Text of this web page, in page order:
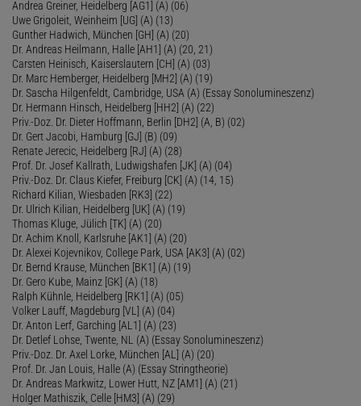
Andrea Greiner, Heidelberg [AG1] (A) (06)
Uwe Grigoleit, Weinheim [UG] (A) (13)
Gunther Hadwich, München [GH] (A) (20)
Dr. Andreas Heilmann, Halle [AH1] (A) (20, 21)
Carsten Heinisch, Kaiserslautern [CH] (A) (03)
Dr. Marc Hemberger, Heidelberg [MH2] (A) (19)
Dr. Sascha Hilgenfeldt, Cambridge, USA (A) (Essay Sonolumineszenz)
Dr. Hermann Hinsch, Heidelberg [HH2] (A) (22)
Priv.-Doz. Dr. Dieter Hoffmann, Berlin [DH2] (A, B) (02)
Dr. Gert Jacobi, Hamburg [GJ] (B) (09)
Renate Jerecic, Heidelberg [RJ] (A) (28)
Prof. Dr. Josef Kallrath, Ludwigshafen [JK] (A) (04)
Priv.-Doz. Dr. Claus Kiefer, Freiburg [CK] (A) (14, 15)
Richard Kilian, Wiesbaden [RK3] (22)
Dr. Ulrich Kilian, Heidelberg [UK] (A) (19)
Thomas Kluge, Jülich [TK] (A) (20)
Dr. Achim Knoll, Karlsruhe [AK1] (A) (20)
Dr. Alexei Kojevnikov, College Park, USA [AK3] (A) (02)
Dr. Bernd Krause, München [BK1] (A) (19)
Dr. Gero Kube, Mainz [GK] (A) (18)
Ralph Kühnle, Heidelberg [RK1] (A) (05)
Volker Lauff, Magdeburg [VL] (A) (04)
Dr. Anton Lerf, Garching [AL1] (A) (23)
Dr. Detlef Lohse, Twente, NL (A) (Essay Sonolumineszenz)
Priv.-Doz. Dr. Axel Lorke, München [AL] (A) (20)
Prof. Dr. Jan Louis, Halle (A) (Essay Stringtheorie)
Dr. Andreas Markwitz, Lower Hutt, NZ [AM1] (A) (21)
Holger Mathiszik, Celle [HM3] (A) (29)